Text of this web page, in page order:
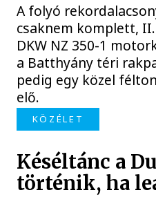
A folyó
csaknem komplett,
DKW NZ 350-1
a Batthyány téri
pedig egy közel
elő.
KÖZÉLET
Késéltánc a
történik, ha